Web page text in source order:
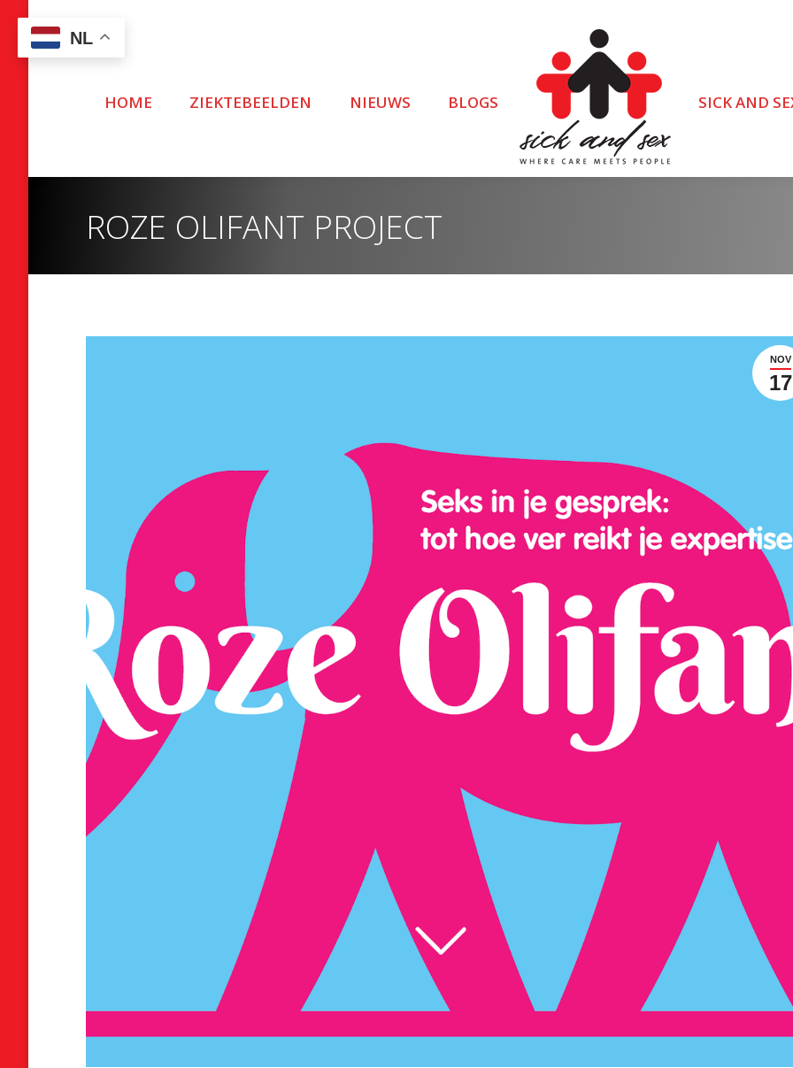
HOME ZIEKTEBEELDEN NIEUWS BLOGS SICK AND
ROZE OLIFANT PROJECT
NOV
17
NL